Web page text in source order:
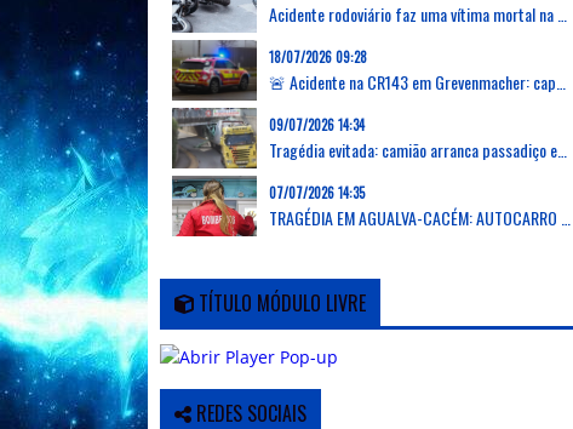
18/07/2026 09:28
09/07/2026 14:34
07/07/2026 14:35
TÍTULO MÓDULO LIVRE
REDES SOCIAIS